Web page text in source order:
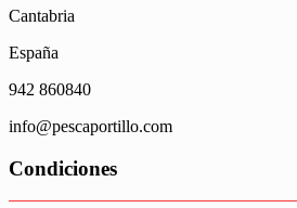
Cantabria
España
942 860840
info@pescaportillo.com
Condiciones